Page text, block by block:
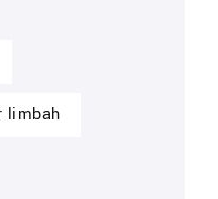
limbah